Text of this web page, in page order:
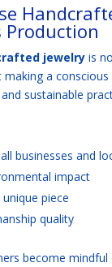
Production
jewelryis
a
sustainable
businesses and
impact
piece
quality
become